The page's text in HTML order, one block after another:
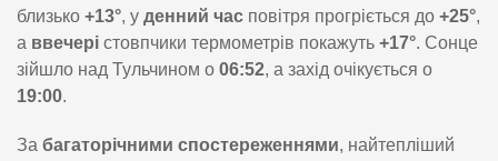
близько +13°, у денний час повітря прогріється до +25°,
а ввечері стовпчики термометрів покажуть +17°. Сонце
зійшло над Тульчином о 06:52, а захід очікується о
19:00.
За багаторічними спостереженнями, найтепліший